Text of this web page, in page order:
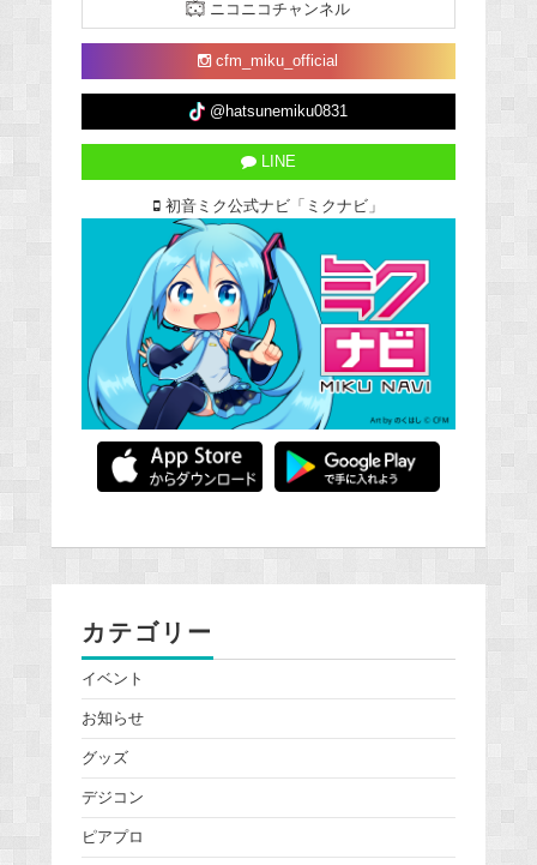
ニコニコチャンネル
cfm_miku_official
@hatsunemiku0831
LINE
初音ミク公式ナビ「ミクナビ」
カテゴリー
イベント
お知らせ
グッズ
デジコン
ピアプロ